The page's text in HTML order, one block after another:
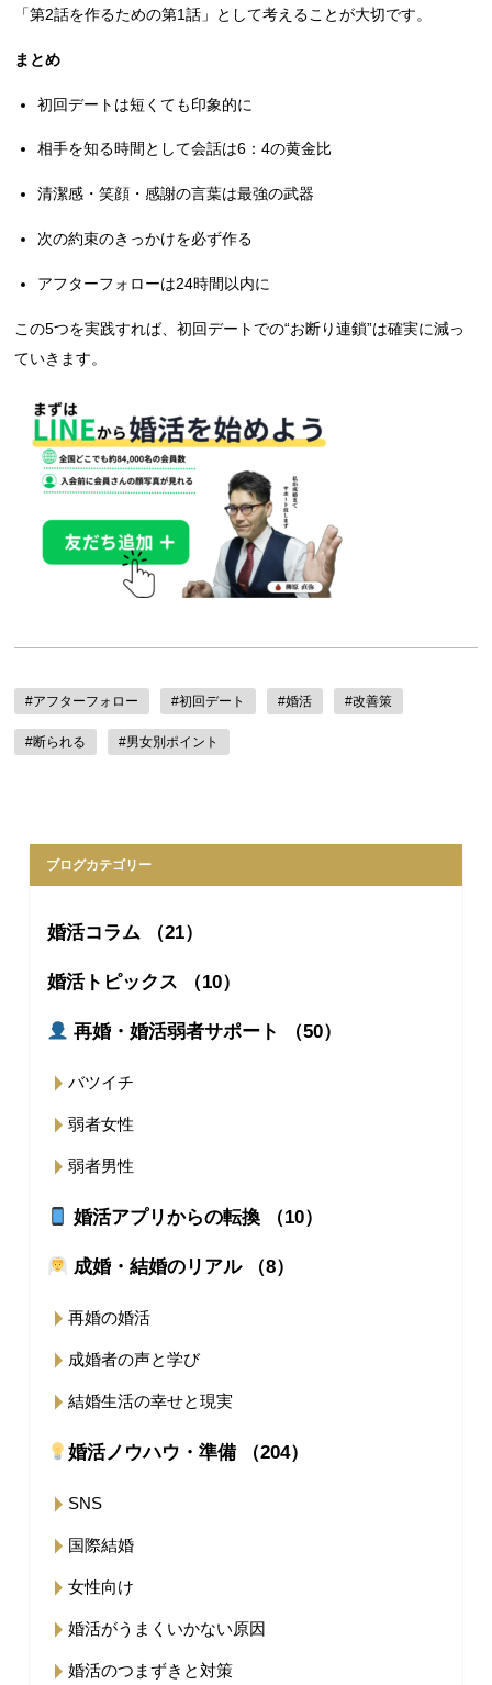
「第2話を作るための第1話」として考えることが大切です。
まとめ
初回デートは短くても印象的に
相手を知る時間として会話は6：4の黄金比
清潔感・笑顔・感謝の言葉は最強の武器
次の約束のきっかけを必ず作る
アフターフォローは24時間以内に
この5つを実践すれば、初回デートでの“お断り連鎖”は確実に減っ
ていきます。
#アフターフォロー #初回デート #婚活 #改善策
#断られる #男女別ポイント
ブログカテゴリー
婚活コラム （21）
婚活トピックス （10）
再婚・婚活弱者サポート （50）
バツイチ
弱者女性
弱者男性
婚活アプリからの転換 （10）
成婚・結婚のリアル （8）
再婚の婚活
成婚者の声と学び
結婚生活の幸せと現実
婚活ノウハウ・準備 （204）
SNS
国際結婚
女性向け
婚活がうまくいかない原因
婚活のつまずきと対策